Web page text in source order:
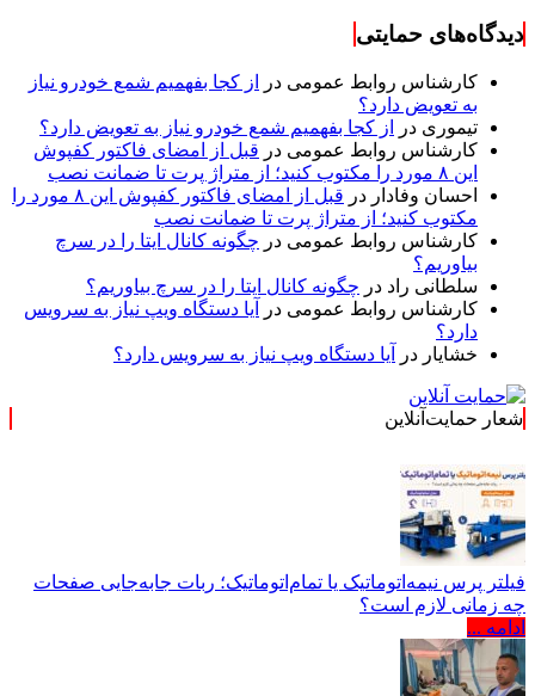
دیدگاه‌های حمایتی
کارشناس روابط عمومی در
از کجا بفهمیم شمع خودرو نیاز
به تعویض دارد؟
تیموری در
از کجا بفهمیم شمع خودرو نیاز به تعویض دارد؟
کارشناس روابط عمومی در قبل از امضای فاکتور کفپوش
این ۸ مورد را مکتوب کنید؛ از متراژ پرت تا ضمانت نصب
احسان وفادار در
قبل از امضای فاکتور کفپوش این ۸ مورد را
مکتوب کنید؛ از متراژ پرت تا ضمانت نصب
کارشناس روابط عمومی در چگونه کانال ایتا را در سرچ
بیاوریم؟
سلطانی راد در چگونه کانال ایتا را در سرچ بیاوریم؟
کارشناس روابط عمومی در
آیا دستگاه ویپ نیاز به سرویس
دارد؟
خشایار در آیا دستگاه ویپ نیاز به سرویس دارد؟
شعار حمایت‌آنلاین
فیلتر پرس نیمه‌اتوماتیک یا تمام‌اتوماتیک؛ ربات جابه‌جایی صفحات
چه زمانی لازم است؟
ادامه ...